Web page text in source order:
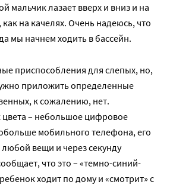
мальчик лазает вверх и вниз и на
как на качелях. Очень надеюсь, что
мы начнем ходить в бассейн.
приспособления для слепых, но,
приложить определенные
к сожалению, нет.
– небольшое цифровое
мобильного телефона, его
вещи и через секунду
что это – «темно-синий-
ходит по дому и «смотрит» с